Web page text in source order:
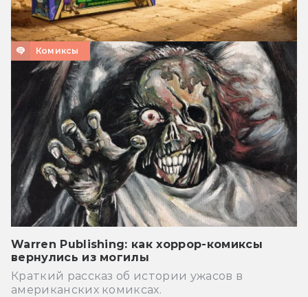
Комиксы
Warren Publishing: как хоррор-комиксы
вернулись из могилы
Краткий рассказ об истории ужасов в
американских комиксах.